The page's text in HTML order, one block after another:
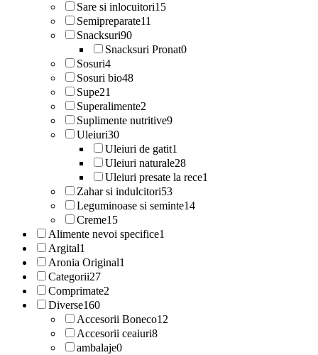
Sare si inlocuitori15
Semipreparate11
Snacksuri90
Snacksuri Pronat0
Sosuri4
Sosuri bio48
Supe21
Superalimente2
Suplimente nutritive9
Uleiuri30
Uleiuri de gatit1
Uleiuri naturale28
Uleiuri presate la rece1
Zahar si indulcitori53
Leguminoase si seminte14
Creme15
Alimente nevoi specifice1
Argital1
Aronia Original1
Categorii27
Comprimate2
Diverse160
Accesorii Boneco12
Accesorii ceaiuri8
ambalaje0